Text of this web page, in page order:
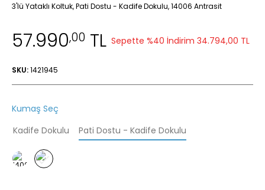
3'lü Yataklı Koltuk, Pati Dostu - Kadife Dokulu, 14006 Antrasit
57.990,00 TL Sepette %40 İndirim 34.794,00 TL
SKU:1421945
Kumaş Seç
Kadife Dokulu
Pati Dostu - Kadife Dokulu